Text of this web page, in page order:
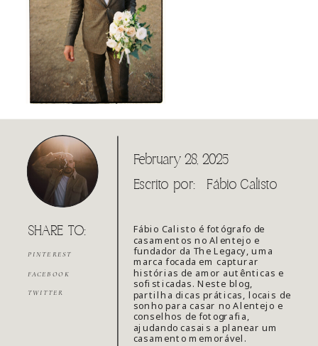
February 28, 2025
Escrito por:
Fábio Calisto é fotógrafo de
casamentos no Alentejo e
fundador da The Legacy, uma
marca focada em capturar
histórias de amor autênticas e
sofisticadas. Neste blog,
partilha dicas práticas, locais de
sonho para casar no Alentejo e
conselhos de fotografia,
ajudando casais a planear um
casamento memorável.
SHARE TO:
PINTEREST
FACEBOOK
TWITTER
Fábio Calisto